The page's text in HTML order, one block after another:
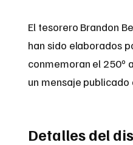
El tesorero Brandon
han sido elaborados
conmemoran el 250º
un mensaje publicado
Detalles del